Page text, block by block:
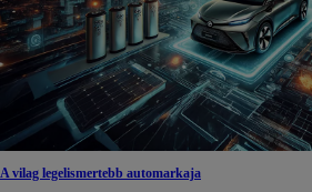
A vilag legelismertebb automarkaja